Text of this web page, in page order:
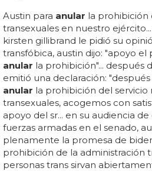
Austin para anular la prohibición
transexuales en nuestro
kirsten gillibrand le pidió su
transfóbica, austin dijo: "apoyo
anular la prohibición"... después
emitió una declaración:
anular la prohibición del
transexuales, acogemos con
apoyo del sr... en su audiencia
fuerzas armadas en el senado,
plenamente la promesa de
prohibición de la administración
personas trans sirvan